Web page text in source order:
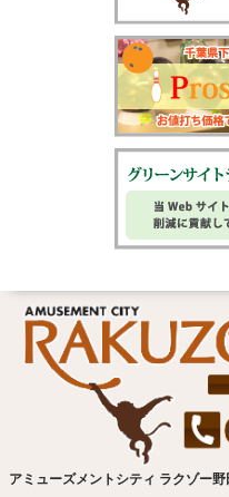
アミューズメントシティ ラクゾー野